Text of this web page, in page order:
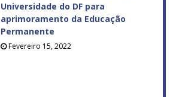
Universidade do DF para
aprimoramento da Educação
Permanente
Fevereiro 15, 2022